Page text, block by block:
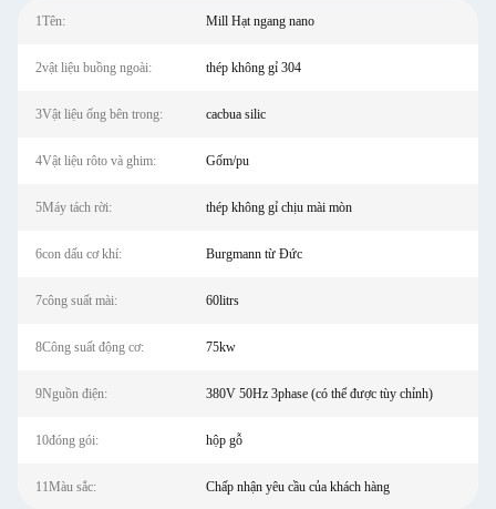
1Tên: Mill Hạt ngang nano
2vật liệu buồng ngoài: thép không gỉ 304
3Vật liệu ống bên trong: cacbua silic
4Vật liệu rôto và ghim: Gốm/pu
5Máy tách rời: thép không gỉ chịu mài mòn
6con dấu cơ khí: Burgmann từ Đức
7công suất mài: 60litrs
8Công suất động cơ: 75kw
9Nguồn điện: 380V 50Hz 3phase (có thể được tùy chỉnh)
10đóng gói: hộp gỗ
11Màu sắc: Chấp nhận yêu cầu của khách hàng